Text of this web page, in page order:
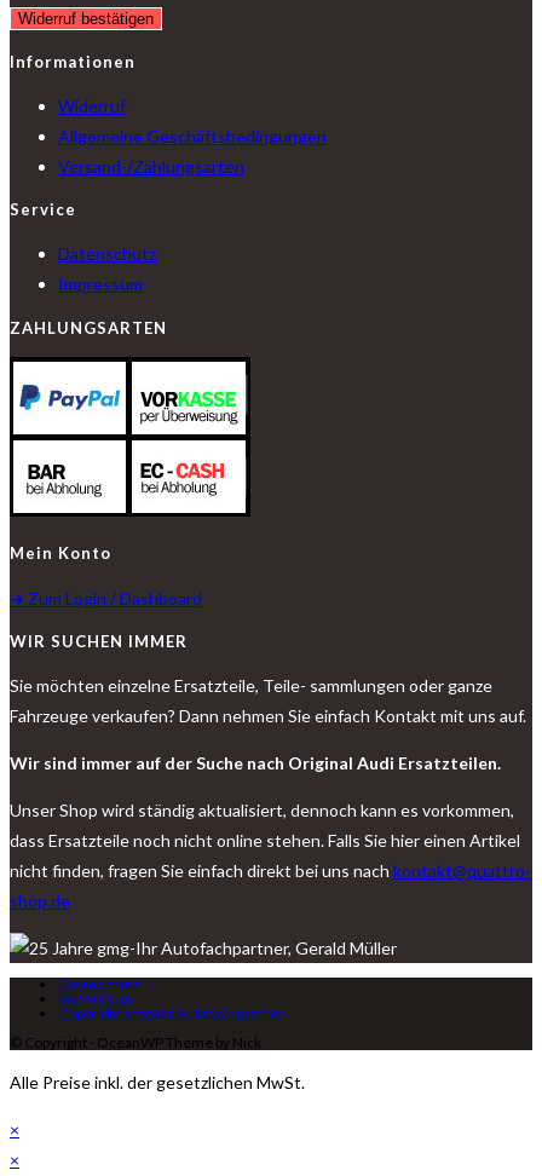
Widerruf bestätigen
Informationen
Widerruf
Allgemeine Geschäftsbedingungen
Versand-/Zahlungsarten
Service
Datenschutz
Impressum
ZAHLUNGSARTEN
Mein Konto
➔ Zum Login / Dashboard
WIR SUCHEN IMMER
Sie möchten einzelne Ersatzteile, Teile- sammlungen oder ganze
Fahrzeuge verkaufen? Dann nehmen Sie einfach Kontakt mit uns auf.
Wir sind immer auf der Suche nach Original Audi Ersatzteilen.
Unser Shop wird ständig aktualisiert, dennoch kann es vorkommen,
dass Ersatzteile noch nicht online stehen. Falls Sie hier einen Artikel
nicht finden, fragen Sie einfach direkt bei uns nach kontakt@quattro-
shop.de
Datenschutz
Impressum
Copyright gmg-Ihr Autofachpartner
© Copyright - OceanWP Theme by Nick
Alle Preise inkl. der gesetzlichen MwSt.
×
×